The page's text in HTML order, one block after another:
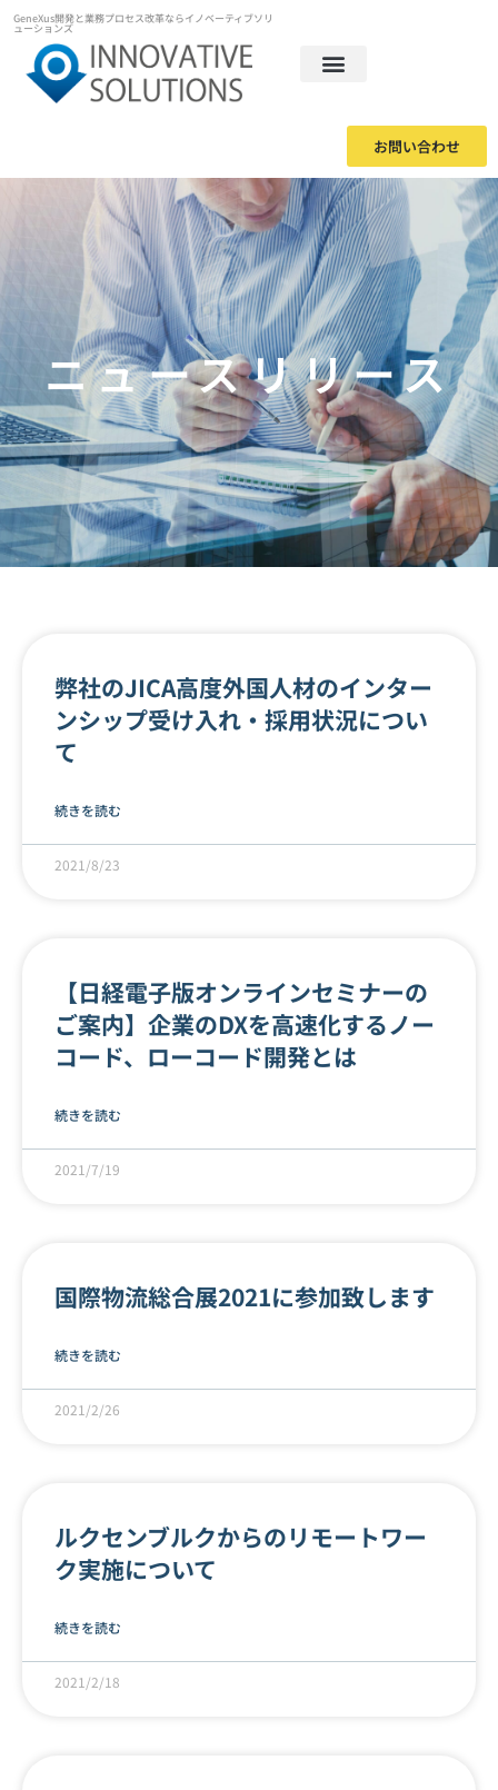
GeneXus開発と業務プロセス改革ならイノベーティブソリ
ューションズ
お問い合わせ
ニュースリリース
弊社のJICA高度外国人材のインター
ンシップ受け入れ・採用状況につい
て
続きを読む
2021/8/23
【日経電子版オンラインセミナーの
ご案内】企業のDXを高速化するノー
コード、ローコード開発とは
続きを読む
2021/7/19
国際物流総合展2021に参加致します
続きを読む
2021/2/26
ルクセンブルクからのリモートワー
ク実施について
続きを読む
2021/2/18